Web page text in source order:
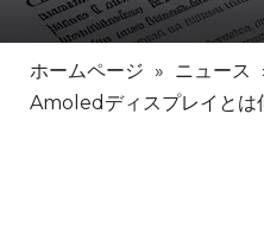
ホームページ » ニュース
Amoledディスプレイとは